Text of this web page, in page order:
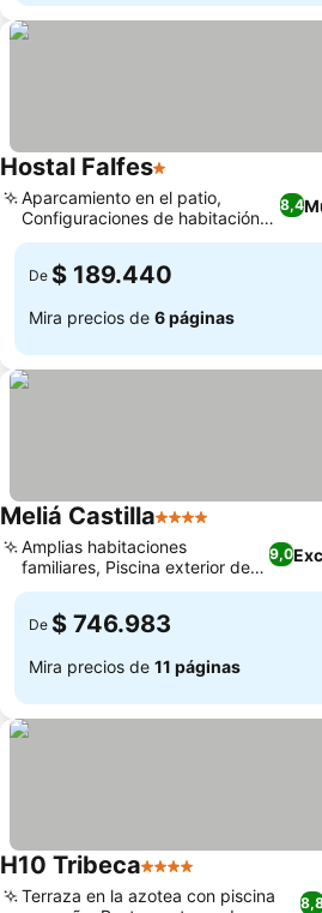
Hostal Falfes1 Estrellas
8,4
Aparcamiento en el patio,
Configuraciones de habitación
versátiles
De $ 189.440
Mira precios de 6 páginas
Meliá Castilla4 Estrellas
9,0
Amplias habitaciones
familiares, Piscina exterior de
temporada
De $ 746.983
Mira precios de 11 páginas
H10 Tribeca4 Estrellas
Terraza en la azotea con piscina